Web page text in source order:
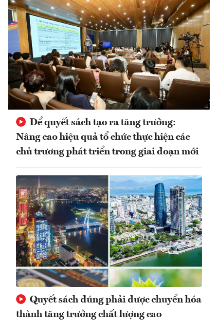
Để quyết sách tạo ra tăng trưởng:
Nâng cao hiệu quả tổ chức thực hiện các
chủ trương phát triển trong giai đoạn mới
Quyết sách đúng phải được chuyển hóa
thành tăng trưởng chất lượng cao